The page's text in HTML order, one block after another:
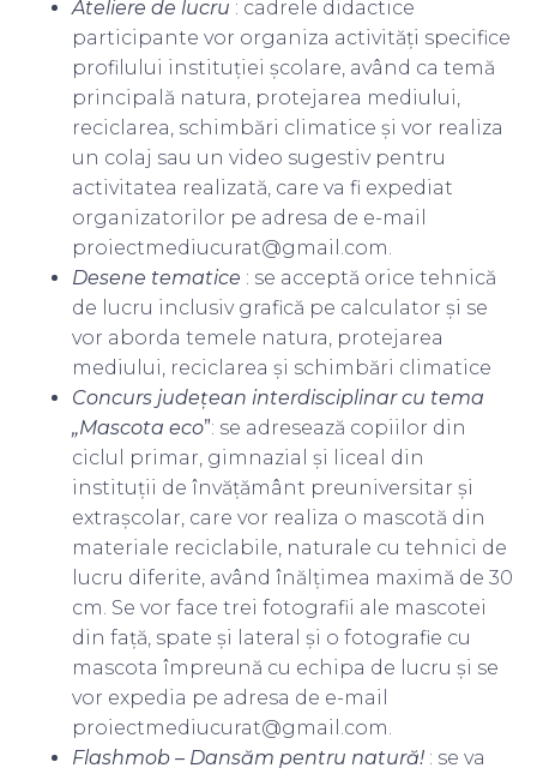
Ateliere de lucru : cadrele didactice
participante vor organiza activități specifice
profilului instituției școlare, având ca temă
principală natura, protejarea mediului,
reciclarea, schimbări climatice și vor realiza
un colaj sau un video sugestiv pentru
activitatea realizată, care va fi expediat
organizatorilor pe adresa de e-mail
proiectmediucurat@gmail.com.
Desene tematice : se acceptă orice tehnică
de lucru inclusiv grafică pe calculator și se
vor aborda temele natura, protejarea
mediului, reciclarea și schimbări climatice
Concurs județean interdisciplinar cu tema
„Mascota eco”: se adresează copiilor din
ciclul primar, gimnazial și liceal din
instituții de învățământ preuniversitar și
extrașcolar, care vor realiza o mascotă din
materiale reciclabile, naturale cu tehnici de
lucru diferite, având înălțimea maximă de 30
cm. Se vor face trei fotografii ale mascotei
din față, spate și lateral și o fotografie cu
mascota împreună cu echipa de lucru și se
vor expedia pe adresa de e-mail
proiectmediucurat@gmail.com.
Flashmob – Dansăm pentru natură! : se va